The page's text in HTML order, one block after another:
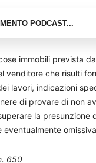
immobili prevista
venditore che risulti
lavori, indicazioni
di provare di non
la presunzione
650